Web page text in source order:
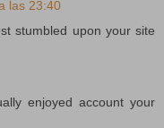
las 23:40
stumbled upon your site
enjoyed account your